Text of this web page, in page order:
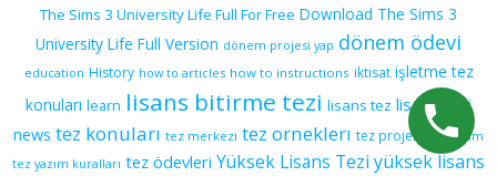
The Sims 3 University Life Full For Free Download The Sims 3
University Life Full Version dönem projesi yap dönem ödevi
education History how to articles how to instructions iktisat işletme tez
konuları learn lisans bitirme tezi lisans tez lisans tezi
news tez konuları tez merkezi tez orneklerı tez projesi tez yazım
tez yazım kuralları tez ödevleri Yüksek Lisans Tezi yüksek lisans